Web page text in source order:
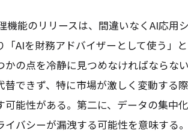
機能のリリースは、間違いなくAI応用
AIを財務アドバイザーとして使う」
かの点を冷静に見つめなければならな
替できず、特に市場が激しく変動する
能性がある。第二に、データの集中
イバシーが漏洩する可能性を意味する